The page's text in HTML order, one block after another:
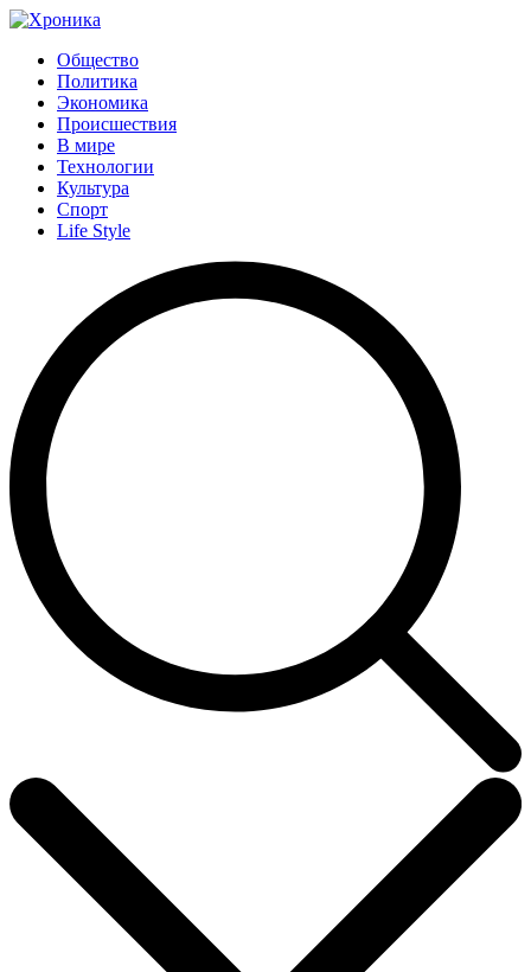
Общество
Политика
Экономика
Происшествия
В мире
Технологии
Культура
Спорт
Life Style